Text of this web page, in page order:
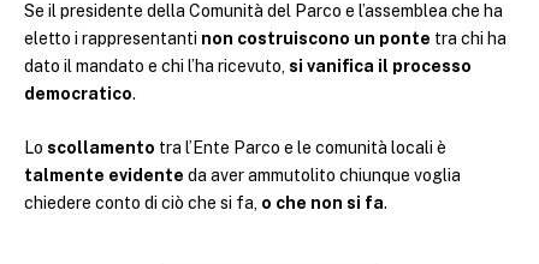
Se il presidente della Comunità del Parco e l’assemblea che ha
eletto i rappresentanti non costruiscono un ponte tra chi ha
dato il mandato e chi l’ha ricevuto, si vanifica il processo
democratico.
Lo scollamento tra l’Ente Parco e le comunità locali è
talmente evidente da aver ammutolito chiunque voglia
chiedere conto di ciò che si fa, o che non si fa.